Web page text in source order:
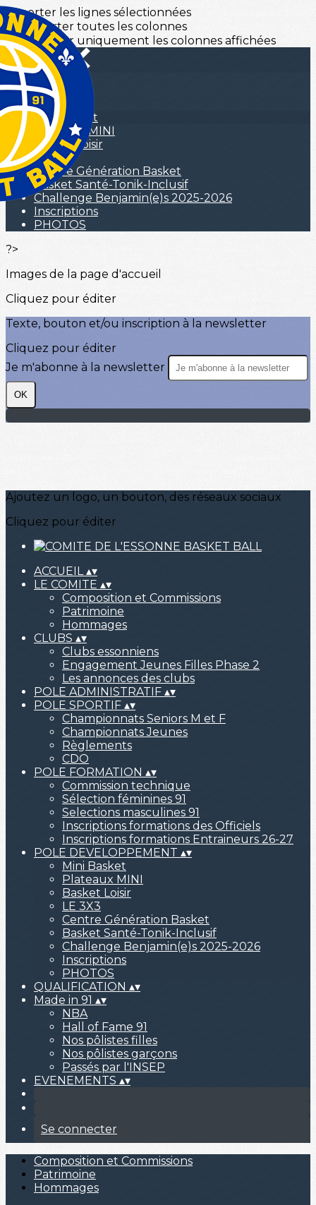
Exporter les lignes sélectionnées
Exporter toutes les colonnes
Exporter uniquement les colonnes affichées
Menu
>
Mini Basket
Plateaux MINI
Basket Loisir
LE 3X3
Centre Génération Basket
Basket Santé-Tonik-Inclusif
Challenge Benjamin(e)s 2025-2026
Inscriptions
PHOTOS
?>
Images de la page d'accueil
Cliquez pour éditer
Texte, bouton et/ou inscription à la newsletter
Cliquez pour éditer
Je m'abonne à la newsletter
OK
Ajoutez un logo, un bouton, des réseaux sociaux
Cliquez pour éditer
ACCUEIL▴▾
LE COMITE ▴▾
Composition et Commissions
Patrimoine
Hommages
CLUBS ▴▾
Clubs essonniens
Engagement Jeunes Filles Phase 2
Les annonces des clubs
POLE ADMINISTRATIF ▴▾
POLE SPORTIF ▴▾
Championnats Seniors M et F
Championnats Jeunes
Règlements
CDO
POLE FORMATION ▴▾
Commission technique
Sélection féminines 91
Selections masculines 91
Inscriptions formations des Officiels
Inscriptions formations Entraineurs 26-27
POLE DEVELOPPEMENT ▴▾
Mini Basket
Plateaux MINI
Basket Loisir
LE 3X3
Centre Génération Basket
Basket Santé-Tonik-Inclusif
Challenge Benjamin(e)s 2025-2026
Inscriptions
PHOTOS
QUALIFICATION ▴▾
Made in 91 ▴▾
NBA
Hall of Fame 91
Nos pôlistes filles
Nos pôlistes garçons
Passés par l'INSEP
EVENEMENTS ▴▾
Se connecter
Composition et Commissions
Patrimoine
Hommages